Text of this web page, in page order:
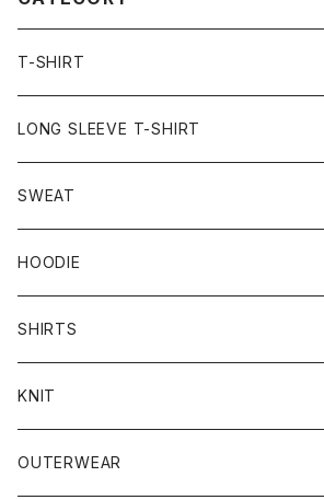
T-SHIRT
LONG SLEEVE T-SHIRT
SWEAT
HOODIE
SHIRTS
KNIT
OUTERWEAR